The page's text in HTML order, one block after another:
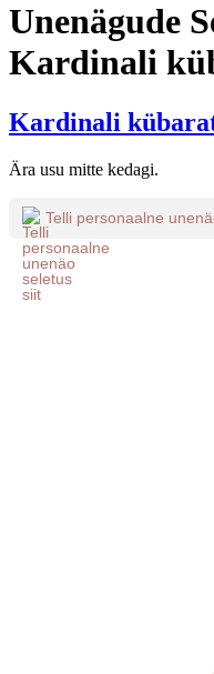
Unenägude
Kardinali
Kardinali
Ära usu mitte kedagi.
Telli personaalne